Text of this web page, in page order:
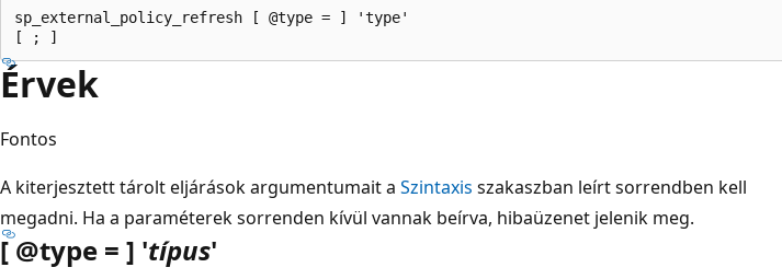
sp_external_policy_refresh [ @type = ] 'type'
Érvek
Fontos
A kiterjesztett tárolt eljárások argumentumait a Szintaxis szakaszban leírt sorrendben kell
megadni. Ha a paraméterek sorrenden kívül vannak beírva, hibaüzenet jelenik meg.
[ @type = ] 'típus'